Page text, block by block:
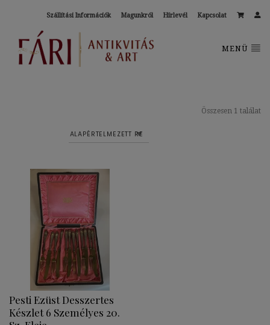
Szállítási Információk Magunkról Hírlevél Kapcsolat
MENÜ
Összesen 1 találat
Pesti Ezüst Desszertes
Készlet 6 Személyes 20.